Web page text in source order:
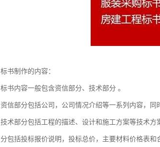
标书制作的内容：
标书内容一般包含资信部分、技术部分 。
资信部分包括公司，公司情况介绍等一系列内容，
技术部分包括工程的描述、设计和施工方案等技术方
分包括投标报价说明，投标总价，主要材料价格表和